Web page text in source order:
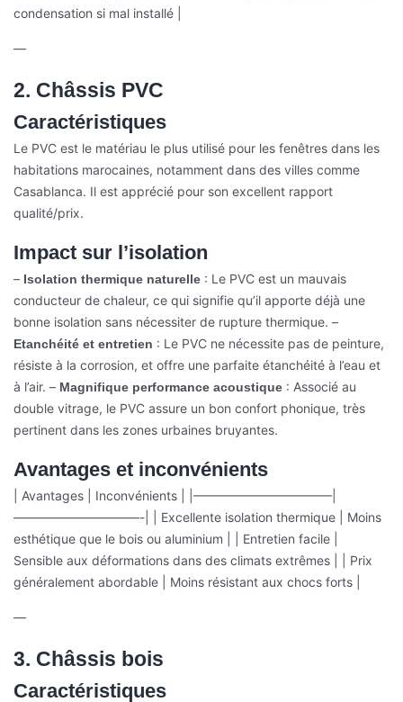
condensation si mal installé |
—
2. Châssis PVC
Caractéristiques
Le PVC est le matériau le plus utilisé pour les fenêtres dans les
habitations marocaines, notamment dans des villes comme
Casablanca. Il est apprécié pour son excellent rapport
qualité/prix.
Impact sur l’isolation
– Isolation thermique naturelle : Le PVC est un mauvais
conducteur de chaleur, ce qui signifie qu’il apporte déjà une
bonne isolation sans nécessiter de rupture thermique. –
Etanchéité et entretien : Le PVC ne nécessite pas de peinture,
résiste à la corrosion, et offre une parfaite étanchéité à l’eau et
à l’air. – Magnifique performance acoustique : Associé au
double vitrage, le PVC assure un bon confort phonique, très
pertinent dans les zones urbaines bruyantes.
Avantages et inconvénients
| Avantages | Inconvénients |
|———————————|
——————————-|
| Excellente isolation thermique | Moins
esthétique que le bois ou aluminium |
| Entretien facile |
Sensible aux déformations dans des climats extrêmes |
| Prix
généralement abordable | Moins résistant aux chocs forts |
—
3. Châssis bois
Caractéristiques